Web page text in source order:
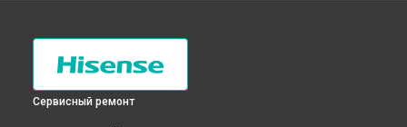
Сервисный ремонт